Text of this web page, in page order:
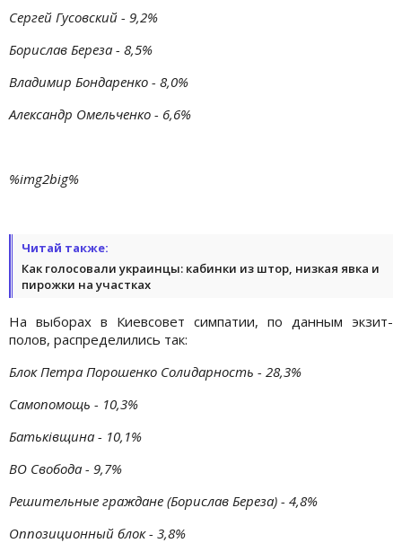
Сергей Гусовский - 9,2%
Борислав Береза - 8,5%
Владимир Бондаренко - 8,0%
Александр Омельченко - 6,6%
%img2big%
Читай также:
Как голосовали украинцы: кабинки из штор, низкая явка и
пирожки на участках
На выборах в Киевсовет симпатии, по данным экзит-
полов, распределились так:
Блок Петра Порошенко Солидарность - 28,3%
Самопомощь - 10,3%
Батьківщина - 10,1%
ВО Свобода - 9,7%
Решительные граждане (Борислав Береза) - 4,8%
Оппозиционный блок - 3,8%